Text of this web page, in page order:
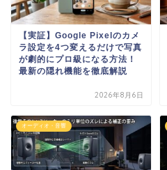
【実証】Google Pixelのカメ
ラ設定を4つ変えるだけで写真
が劇的にプロ級になる方法！
最新の隠れ機能を徹底解説
2026年8月6日
オーディオ・音響